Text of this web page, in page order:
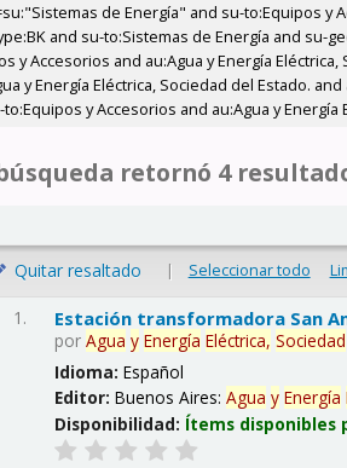
de Energía" and su-to:Equipos y
and su-to:Sistemas de Energía and su-
y Accesorios and au:Agua y Energía
y Energía Eléctrica, Sociedad del Estado.
y Accesorios and au:Agua y
retornó 4
Quitar resaltado | Seleccionar todo
1. Estación transformadora San
porAgua y Energía Eléctrica, Sociedad
Idioma:Español
Editor:Buenos Aires:Agua y Energía
Disponibilidad: Ítems